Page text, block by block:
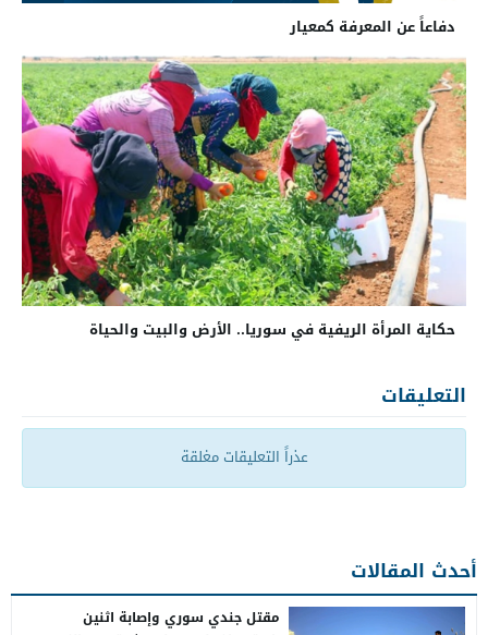
دفاعاً عن المعرفة كمعيار
حكاية المرأة الريفية في سوريا.. الأرض والبيت والحياة
التعليقات
عذراً التعليقات مغلقة
أحدث المقالات
مقتل جندي سوري وإصابة اثنين